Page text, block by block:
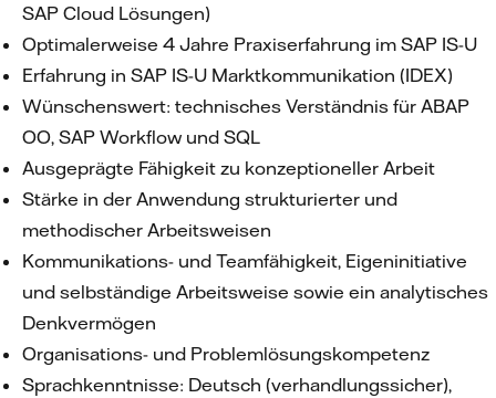
SAP Cloud Lösungen)
Optimalerweise 4 Jahre Praxiserfahrung im SAP IS-U
Erfahrung in SAP IS-U Marktkommunikation (IDEX)
Wünschenswert: technisches Verständnis für ABAP
OO, SAP Workflow und SQL
Ausgeprägte Fähigkeit zu konzeptioneller Arbeit
Stärke in der Anwendung strukturierter und
methodischer Arbeitsweisen
Kommunikations- und Teamfähigkeit, Eigeninitiative
und selbständige Arbeitsweise sowie ein analytisches
Denkvermögen
Organisations- und Problemlösungskompetenz
Sprachkenntnisse: Deutsch (verhandlungssicher),